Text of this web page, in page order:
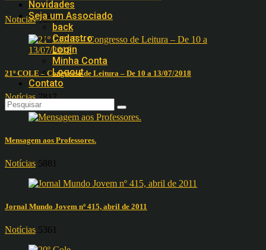
Novidades
Seja um Associado
back
Cadastro
Login
Minha Conta
Logout
Contato
Notícias 16797
21º COLE – Congresso de Leitura – De 10 a 13/07/2018
Notícias 7817
Mensagem aos Professores.
Notícias 5881
Jornal Mundo Jovem nº 415, abril de 2011
Notícias 5361